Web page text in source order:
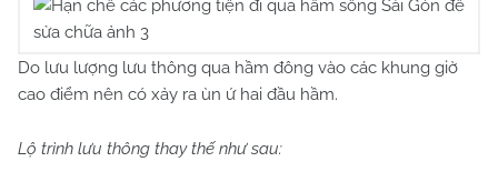
Do lưu lượng lưu thông qua hầm đông vào các khung giờ
cao điểm nên có xảy ra ùn ứ hai đầu hầm.
Lộ trình lưu thông thay thế như sau: